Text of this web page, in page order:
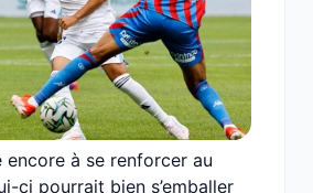
encore à se renforcer au
ci pourrait bien s’emballer